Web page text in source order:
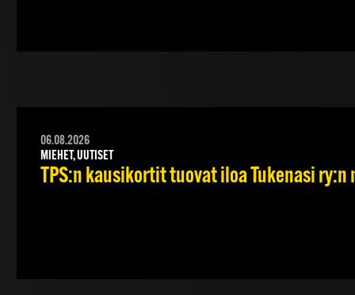
06.08.2026
MIEHET, UUTISET
TPS:n kausikortit tuovat iloa Tukenasi